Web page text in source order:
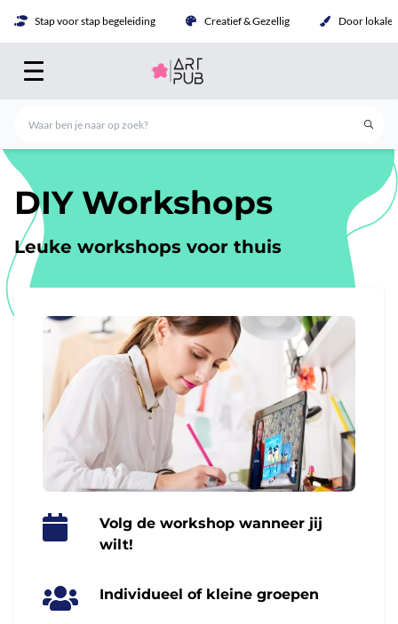
Stap voor stap begeleiding Creatief & Gezellig Door lokale
DIY Workshops
Leuke workshops voor thuis
Volg de workshop wanneer jij
wilt!
Individueel of kleine groepen